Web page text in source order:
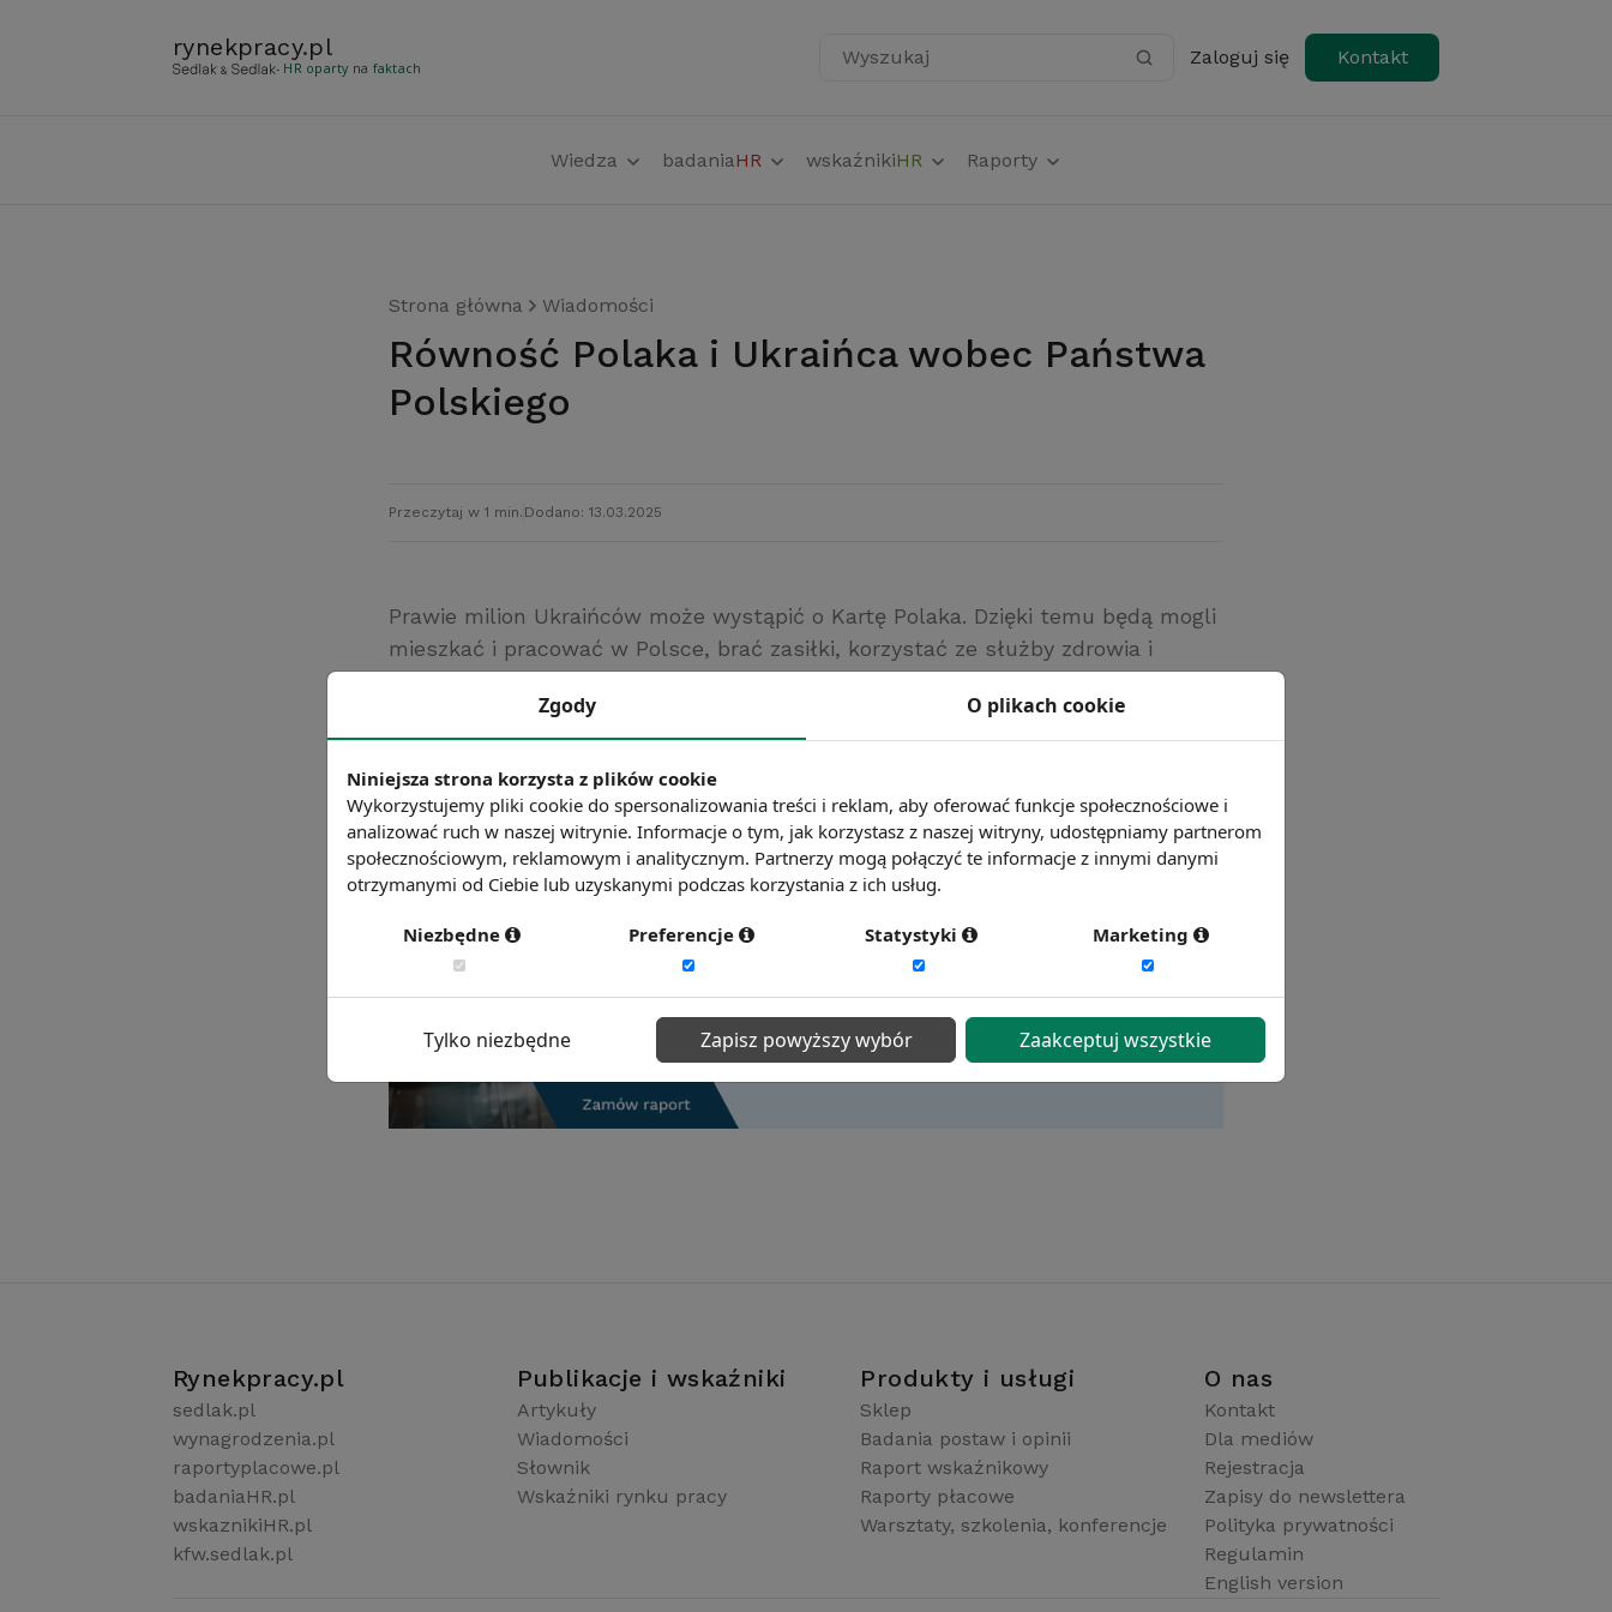
rynekpracy.pl
- HR oparty na faktach Wyszukaj Zaloguj się Kontakt
Wiedza badaniaHR wskaźnikiHR Raporty
Strona główna Wiadomości
Równość Polaka i Ukraińca wobec Państwa
Polskiego
Przeczytaj w 1 min. Dodano: 13.03.2025
Prawie milion Ukraińców może wystąpić o Kartę Polaka. Dzięki temu będą mogli
mieszkać i pracować w Polsce, brać zasiłki, korzystać ze służby zdrowia i
Źródło: dziennik.pl
Rynekpracy.pl
sedlak.pl
wynagrodzenia.pl
raportyplacowe.pl
badaniaHR.pl
wskaznikiHR.pl
kfw.sedlak.pl
Publikacje i wskaźniki
Artykuły
Wiadomości
Słownik
Wskaźniki rynku pracy
Produkty i usługi
Sklep
Badania postaw i opinii
Raport wskaźnikowy
Raporty płacowe
Warsztaty, szkolenia, konferencje
O nas
Kontakt
Dla mediów
Rejestracja
Zapisy do newslettera
Polityka prywatności
Regulamin
English version
Zgody O plikach cookie
Niniejsza strona korzysta z plików cookie
Wykorzystujemy pliki cookie do spersonalizowania treści i reklam, aby oferować funkcje społecznościowe i
analizować ruch w naszej witrynie. Informacje o tym, jak korzystasz z naszej witryny, udostępniamy partnerom
społecznościowym, reklamowym i analitycznym. Partnerzy mogą połączyć te informacje z innymi danymi
otrzymanymi od Ciebie lub uzyskanymi podczas korzystania z ich usług.
Niezbędne Preferencje Statystyki Marketing
Tylko niezbędne Zapisz powyższy wybór Zaakceptuj wszystkie